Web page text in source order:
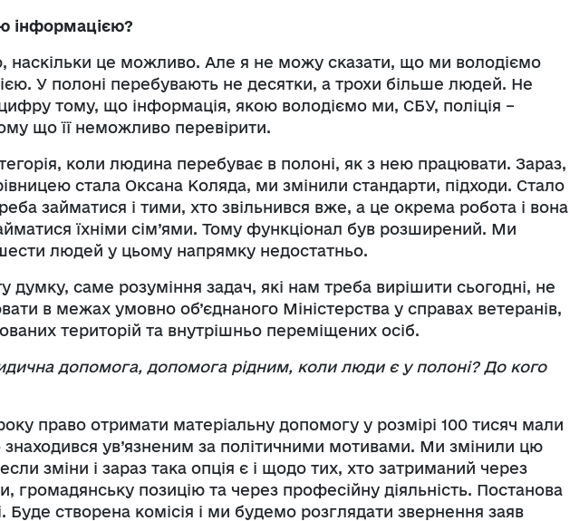
інформацією?
наскільки це можливо. Але я не можу сказати, що ми володіємо
У полоні перебувають не десятки, а трохи більше людей. Не
тому, що інформація, якою володіємо ми, СБУ, поліція –
що її неможливо перевірити.
коли людина перебуває в полоні, як з нею працювати. Зараз,
стала Оксана Коляда, ми змінили стандарти, підходи. Стало
займатися і тими, хто звільнився вже, а це окрема робота і вона
їхніми сім’ями. Тому функціонал був розширений. Ми
людей у цьому напрямку недостатньо.
думку, саме розуміння задач, які нам треба вирішити сьогодні, не
в межах умовно об’єднаного Міністерства у справах ветеранів,
територій та внутрішньо переміщених осіб.
допомога, допомога рідним, коли люди є у полоні? До кого
право отримати матеріальну допомогу у розмірі 100 тисяч мали
знаходився ув’язненим за політичними мотивами. Ми змінили цю
зміни і зараз така опція є і щодо тих, хто затриманий через
громадянську позицію та через професійну діяльність. Постанова
Буде створена комісія і ми будемо розглядати звернення заяв